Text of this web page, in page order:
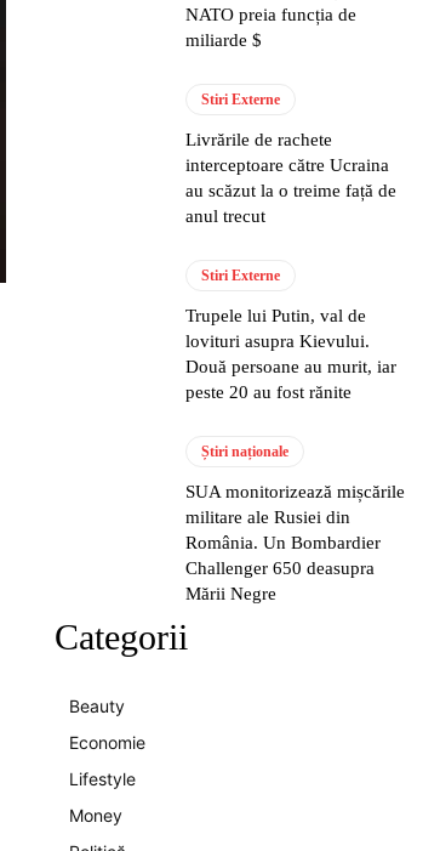
NATO preia funcția de
miliarde $
Stiri Externe
Livrările de rachete
interceptoare către Ucraina
au scăzut la o treime față de
anul trecut
Stiri Externe
Trupele lui Putin, val de
lovituri asupra Kievului.
Două persoane au murit, iar
peste 20 au fost rănite
Știri naționale
SUA monitorizează mișcările
militare ale Rusiei din
România. Un Bombardier
Challenger 650 deasupra
Mării Negre
Categorii
Beauty
Economie
Lifestyle
Money